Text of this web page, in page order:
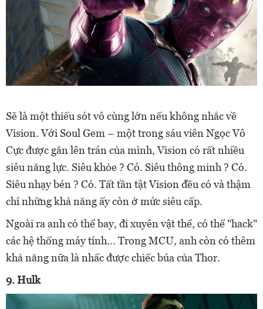
Sẽ là một thiếu sót vô cùng lớn nếu không nhắc về
Vision. Với Soul Gem – một trong sáu viên Ngọc Vô
Cực được gắn lên trán của mình, Vision có rất nhiều
siêu năng lực. Siêu khỏe ? Có. Siêu thông minh ? Có.
Siêu nhạy bén ? Có. Tất tần tật Vision đều có và thậm
chí những khả năng ấy còn ở mức siêu cấp.
Ngoài ra anh có thể bay, đi xuyên vật thể, có thể "hack"
các hệ thống máy tính... Trong MCU, anh còn có thêm
khả năng nữa là nhấc được chiếc búa của Thor.
9. Hulk